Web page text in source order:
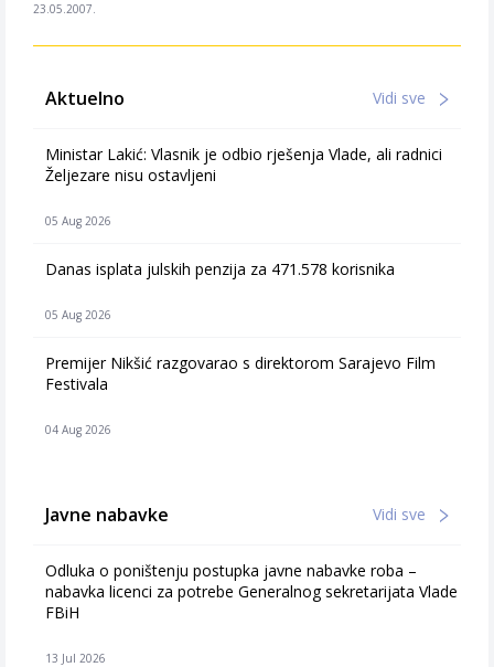
23.05.2007.
Aktuelno Vidi sve
Ministar Lakić: Vlasnik je odbio rješenja Vlade, ali radnici
Željezare nisu ostavljeni
05 Aug 2026
Danas isplata julskih penzija za 471.578 korisnika
05 Aug 2026
Premijer Nikšić razgovarao s direktorom Sarajevo Film
Festivala
04 Aug 2026
Javne nabavke Vidi sve
Odluka o poništenju postupka javne nabavke roba –
nabavka licenci za potrebe Generalnog sekretarijata Vlade
FBiH
13 Jul 2026